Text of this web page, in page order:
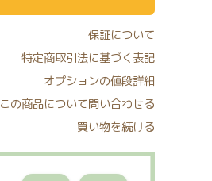
保証について
特定商取引法に基づく表記
オプションの値段詳細
この商品について問い合わせる
買い物を続ける